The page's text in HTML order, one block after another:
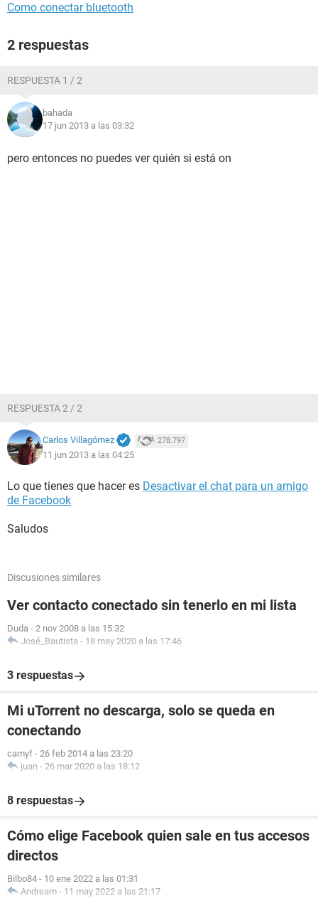
Como conectar bluetooth
2 respuestas
RESPUESTA 1 / 2
bahada
17 jun 2013 a las 03:32
pero entonces no puedes ver quién si está on
RESPUESTA 2 / 2
Carlos Villagómez 278.797
11 jun 2013 a las 04:25
Lo que tienes que hacer es Desactivar el chat para un amigo
de Facebook
Saludos
Discusiones similares
Ver contacto conectado sin tenerlo en mi lista
Duda - 2 nov 2008 a las 15:32
José_Bautista - 18 may 2020 a las 17:46
3 respuestas
Mi uTorrent no descarga, solo se queda en
conectando
camyf - 26 feb 2014 a las 23:20
juan - 26 mar 2020 a las 18:12
8 respuestas
Cómo elige Facebook quien sale en tus accesos
directos
Bilbo84 - 10 ene 2022 a las 01:31
Andream - 11 may 2022 a las 21:17